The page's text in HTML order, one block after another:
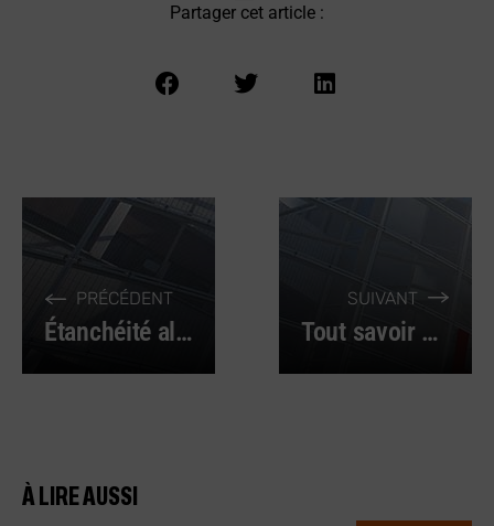
Partager cet article :
PRÉCÉDENT
Étanchéité alimentaire : les matériaux à privilégier
SUIVANT
Tout savoir sur la maintenance prédictive en 2025
À LIRE AUSSI